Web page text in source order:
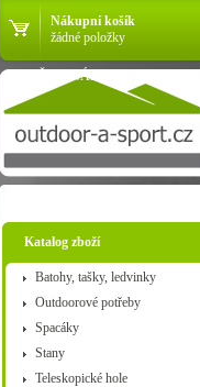
Nákupní košík
žádné položky
VŠE O NÁKUPU
Katalog zboží
Batohy, tašky, ledvinky
Outdoorové potřeby
Spacáky
Stany
Teleskopické hole